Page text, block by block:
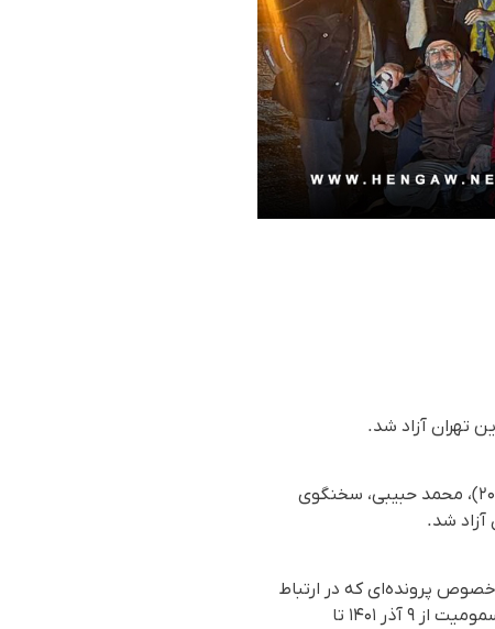
تهران آزاد شد.
بر اساس گزارش رسیده به سازمان حقوق بشری هه‌نگاو، روز چهارشنبه ۱ اسفندماه ۱۴۰۳ (۱۹ فوریه ۲۰۲۵)، محمد حبیبی، سخنگوی
آزاد شد.
پرونده‌ای که در ارتباط
با اعتراض به مسمومیت‌های سریالی دانش‌آموزان، علیه وی گشوده شده بود از زندان آزاد شد. این مسمومیت‌ از ۹ آذر ۱۴۰۱ تا